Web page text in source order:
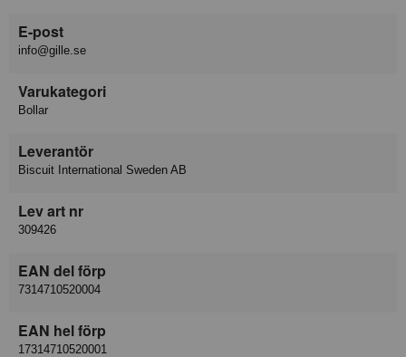
E-post
info@gille.se
Varukategori
Bollar
Leverantör
Biscuit International Sweden AB
Lev art nr
309426
EAN del förp
7314710520004
EAN hel förp
17314710520001